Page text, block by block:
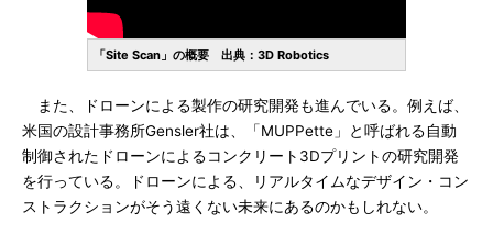
「Site Scan」の概要 出典：3D Robotics
また、ドローンによる製作の研究開発も進んでいる。例えば、
米国の設計事務所Gensler社は、「MUPPette」と呼ばれる自動
制御されたドローンによるコンクリート3Dプリントの研究開発
を行っている。ドローンによる、リアルタイムなデザイン・コン
ストラクションがそう遠くない未来にあるのかもしれない。